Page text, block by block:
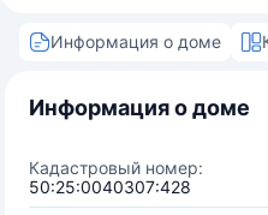
Информация о доме
Информация о доме
Кадастровый номер:
50:25:0040307:428